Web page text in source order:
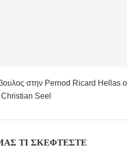
στην Pernod Ricard Hellas ο
Christian Seel
ΤΙ ΣΚΈΦΤΕΣΤΕ